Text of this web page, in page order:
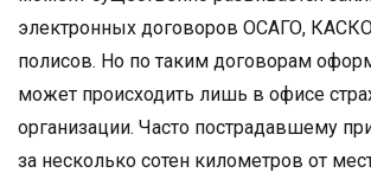
электронных договоров ОСАГО,
полисов. Но по таким договорам
может происходить лишь в офисе
организации. Часто пострадавшему
за несколько сотен километров от